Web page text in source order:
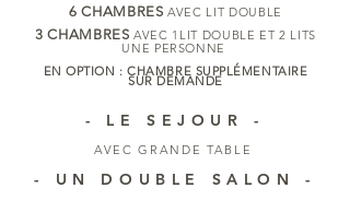
6 CHAMBRES AVEC LIT DOUBLE
3 CHAMBRES AVEC 1LIT DOUBLE ET 2 LITS
UNE PERSONNE
EN OPTION : CHAMBRE SUPPLÉMENTAIRE
SUR DEMANDE
- LE SEJOUR -
AVEC GRANDE TABLE
- UN DOUBLE SALON
-